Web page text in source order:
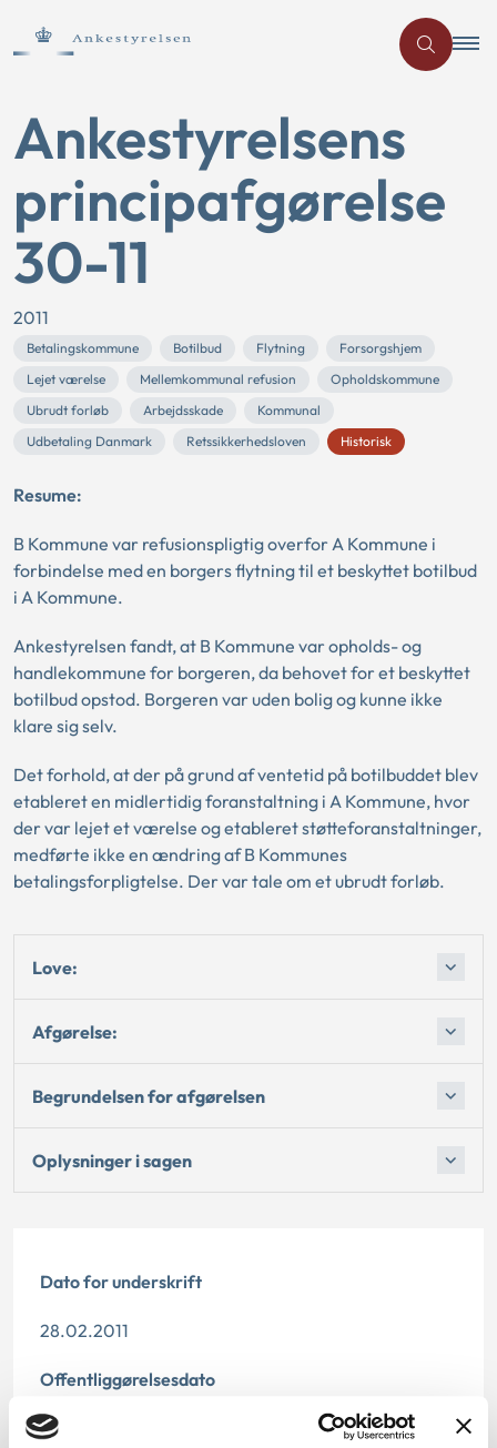
Ankestyrelsens
principafgørelse
30-11
2011
Betalingskommune Botilbud Flytning
Forsorgshjem
Lejet værelse
Mellemkommunal refusion
Opholdskommune
Ubrudt forløb
Arbejdsskade
Kommunal
Udbetaling Danmark
Retssikkerhedsloven Historisk
Resume:
B Kommune var refusionspligtig overfor A Kommune i
forbindelse med en borgers flytning til et beskyttet botilbud
i A Kommune.
Ankestyrelsen fandt, at B Kommune var opholds- og
handlekommune for borgeren, da behovet for et beskyttet
botilbud opstod. Borgeren var uden bolig og kunne ikke
klare sig selv.
Det forhold, at der på grund af ventetid på botilbuddet blev
etableret en midlertidig foranstaltning i A Kommune, hvor
der var lejet et værelse og etableret støtteforanstaltninger,
medførte ikke en ændring af B Kommunes
betalingsforpligtelse. Der var tale om et ubrudt forløb.
Love:
Afgørelse:
Begrundelsen for afgørelsen
Oplysninger i sagen
Dato for underskrift
28.02.2011
Offentliggørelsesdato
10.07.2013